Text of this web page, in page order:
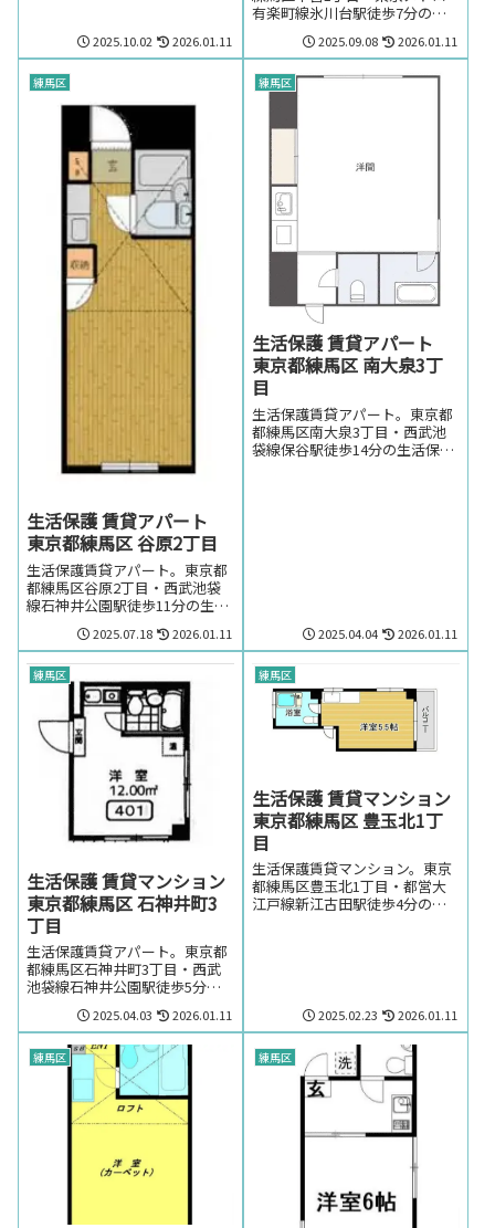
2025.10.02 2026.01.11
有楽町線氷川台駅徒歩7分の生
活保護の方でも賃貸可能なアパ
ート。生活保護の方で東京都練
馬区早宮1丁目・東京メトロ有
楽町線氷川台周辺のお部屋をお
2025.09.08 2026.01.11
練馬区
生活保護 賃貸アパート
東京都練馬区 谷原2丁目
生活保護賃貸アパート。東京都
都練馬区谷原2丁目・西武池袋
線石神井公園駅徒歩11分の生活
パート。東京都都練馬区谷原2
丁目・西武池袋線石神井公園駅
周辺のお部屋を探しの方はお気
軽にお問い合わせください。
2025.07.18 2026.01.11
練馬区
生活保護 賃貸アパート
東京都練馬区 南大泉3丁
目
生活保護賃貸アパート。東京都
都練馬区南大泉3丁目・西武池
袋線保谷駅徒歩14分の生活保護
2025.04.04 2026.01.11
練馬区
生活保護 賃貸マンション
東京都練馬区 石神井町3
丁目
生活保護賃貸アパート。東京都
都練馬区石神井町3丁目・西武
池袋線石神井公園駅徒歩5分の
生活保護の方でも賃貸可能な賃
貸アパート。東京都都練馬区石
神井町3丁目・西武池袋線石神
井公園駅周辺のお部屋を探しの
方はお気軽にお問い合わせくだ
2025.04.03 2026.01.11
練馬区
生活保護 賃貸マンション
東京都練馬区 豊玉北1丁
目
生活保護賃貸マンション。東京
都練馬区豊玉北1丁目・都営大
江戸線新江古田駅徒歩4分の生
2025.02.23 2026.01.11
練馬区 練馬区